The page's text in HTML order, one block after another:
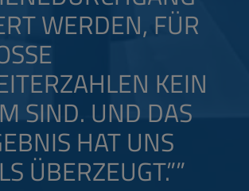
WERDEN, FÜR D
MI
KEIN PR
UND DAS EN
HAT UNS ME